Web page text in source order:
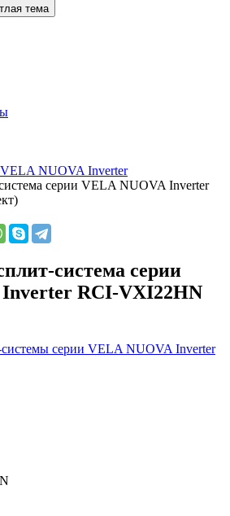
тема
NUOVA Inverter
серии VELA NUOVA Inverter
система серии
RCI-VXI22HN